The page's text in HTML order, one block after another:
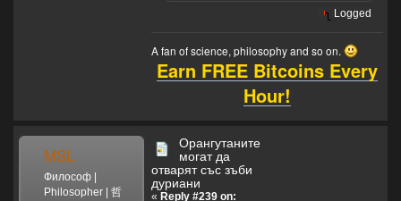
Logged
A fan of science, philosophy and so on.
Earn FREE Bitcoins Every
Hour!
MSL
Философ |
Philosopher | 哲
Орангутаните
могат да
отварят със зъби
дуриани
« Reply #239 on: